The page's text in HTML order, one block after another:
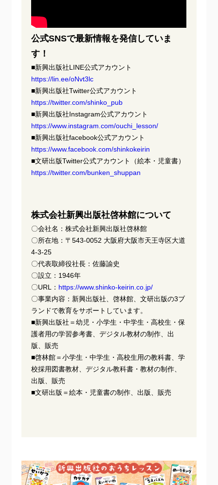
公式SNSで最新情報を発信していま
す！
■新興出版社LINE公式アカウント
https://lin.ee/oNvt3lc
■新興出版社Twitter公式アカウント
https://twitter.com/shinko_pub
■新興出版社Instagram公式アカウント
https://www.instagram.com/ouchi_lesson/
■新興出版社facebook公式アカウント
https://www.facebook.com/shinkokeirin
■⽂研出版Twitter公式アカウント（絵本・児童書）
https://twitter.com/bunken_shuppan
株式会社新興出版社啓林館について
〇会社名：株式会社新興出版社啓林館
〇所在地：〒543-0052 ⼤阪府⼤阪市天王寺区⼤道
4-3-25
〇代表取締役社⻑：佐藤諭史
〇設⽴：1946年
〇URL： https://www.shinko-keirin.co.jp/
〇事業内容：新興出版社、啓林館、⽂研出版の3ブ
ランドで教育をサポートしています。
■新興出版社＝幼児・⼩学⽣・中学⽣・⾼校⽣・保
護者⽤の学習参考書、デジタル教材の制作、出
版、販売
■啓林館＝⼩学⽣・中学⽣・⾼校⽣⽤の教科書、学
校採⽤図書教材、デジタル教科書・教材の制作、
出版、販売
■⽂研出版＝絵本・児童書の制作、出版、販売